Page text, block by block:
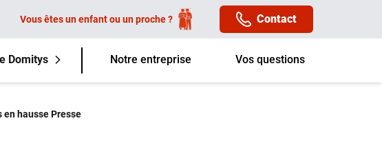
Vous êtes un enfant ou un proche ? Contact
Domitys Notre entreprise Vos questions
hausse Presse